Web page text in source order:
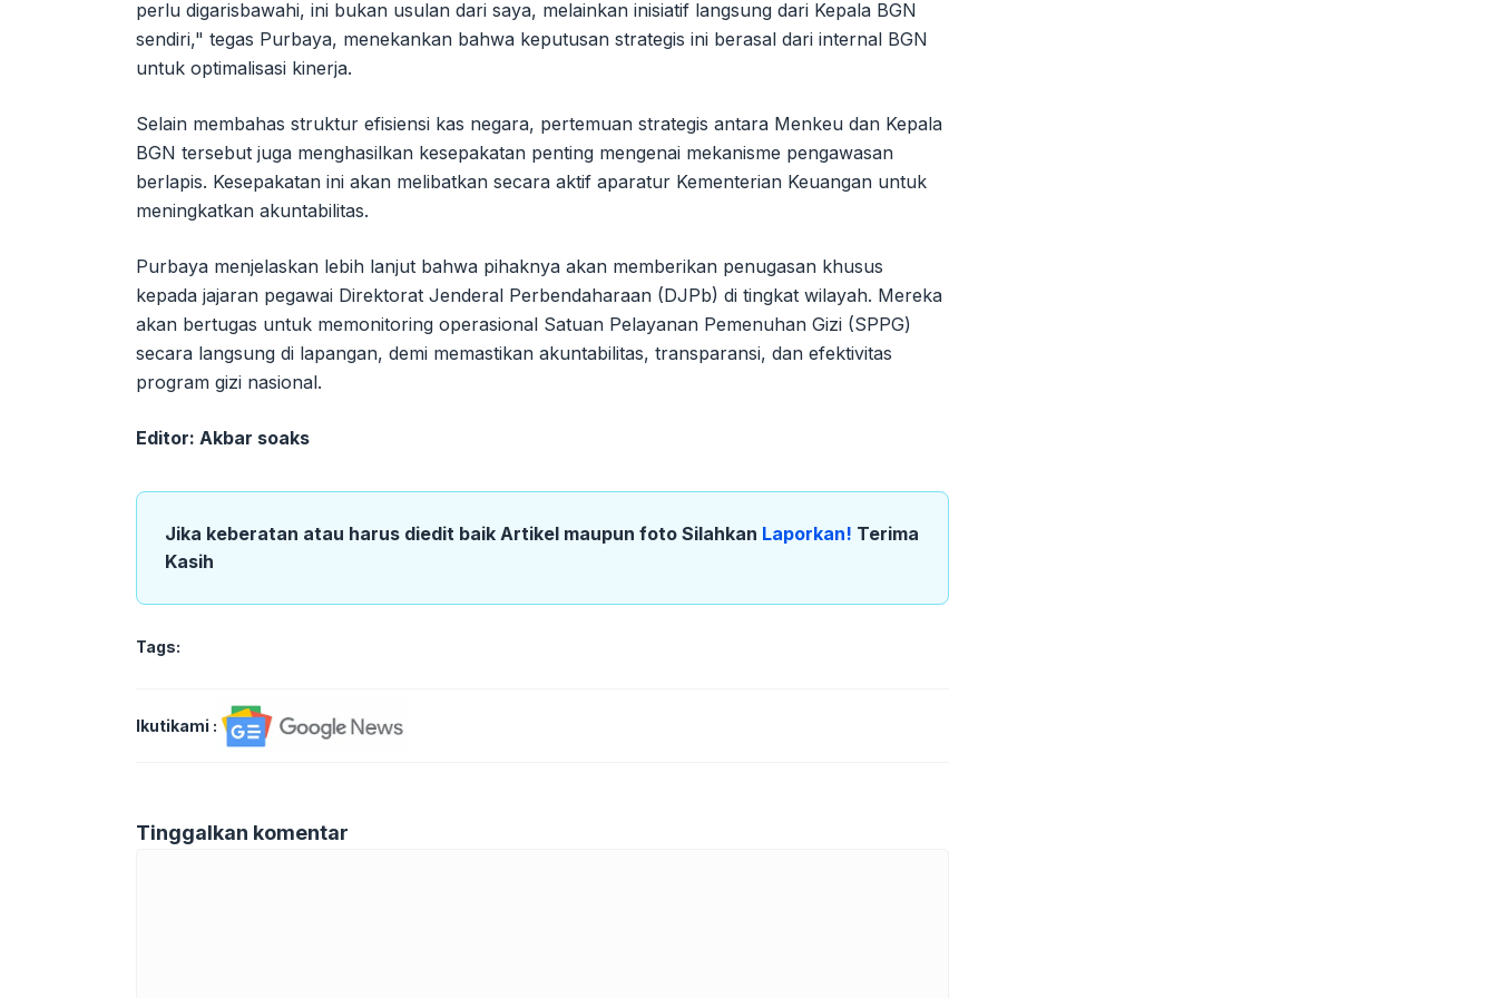
perlu digarisbawahi, ini bukan usulan dari saya, melainkan inisiatif langsung dari Kepala BGN
sendiri," tegas Purbaya, menekankan bahwa keputusan strategis ini berasal dari internal BGN
untuk optimalisasi kinerja.
Selain membahas struktur efisiensi kas negara, pertemuan strategis antara Menkeu dan Kepala
BGN tersebut juga menghasilkan kesepakatan penting mengenai mekanisme pengawasan
berlapis. Kesepakatan ini akan melibatkan secara aktif aparatur Kementerian Keuangan untuk
meningkatkan akuntabilitas.
Purbaya menjelaskan lebih lanjut bahwa pihaknya akan memberikan penugasan khusus
kepada jajaran pegawai Direktorat Jenderal Perbendaharaan (DJPb) di tingkat wilayah. Mereka
akan bertugas untuk memonitoring operasional Satuan Pelayanan Pemenuhan Gizi (SPPG)
secara langsung di lapangan, demi memastikan akuntabilitas, transparansi, dan efektivitas
program gizi nasional.
Editor: Akbar soaks
Jika keberatan atau harus diedit baik Artikel maupun foto Silahkan Laporkan! Terima
Kasih
Tags:
Ikutikami :
Tinggalkan komentar